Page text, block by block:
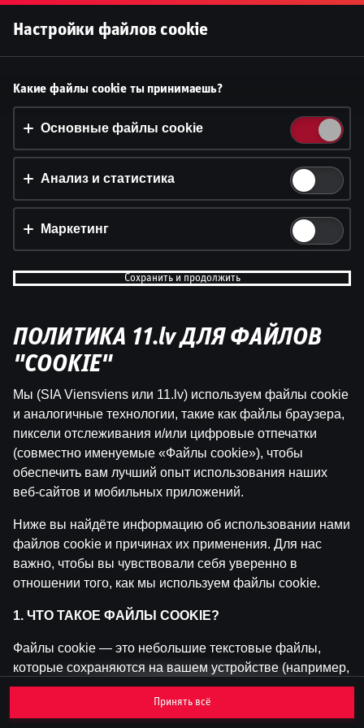
Эта игра недоступна как демо-версия.
Пожалуйста, авторизуйся, чтобы играть в
эту игру на реальные деньги.
Войти
Принять файлы cookie?
На этом веб-сайте используются 3 различных типа
файлов cookie: основные, отслеживающие и
Принять всё
Настройки и информация
Настройки файлов cookie
Какие файлы cookie ты принимаешь?
Основные файлы cookie
Анализ и статистика
Маркетинг
Сохранить и продолжить
ПОЛИТИКА 11.lv ДЛЯ ФАЙЛОВ
"COOKIE"
Мы (SIA Viensviens или 11.lv) используем файлы cookie
и аналогичные технологии, такие как файлы браузера,
пиксели отслеживания и/или цифровые отпечатки
(совместно именуемые «Файлы cookie»), чтобы
обеспечить вам лучший опыт использования наших
веб-сайтов и мобильных приложений.
Ниже вы найдёте информацию об использовании нами
файлов cookie и причинах их применения. Для нас
важно, чтобы вы чувствовали себя уверенно в
отношении того, как мы используем файлы cookie.
1. ЧТО ТАКОЕ ФАЙЛЫ COOKIE?
Файлы cookie — это небольшие текстовые файлы,
которые сохраняются на вашем устройстве (например,
на компьютере, мобильном телефоне или планшете)
при посещении наших веб-сайтов. Размещение
Принять всё